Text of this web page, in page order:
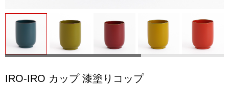
IRO-IRO カップ 漆塗りコップ